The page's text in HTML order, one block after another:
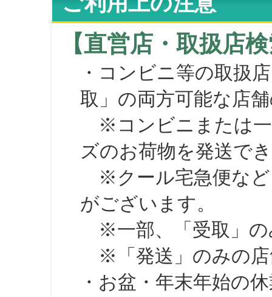
【直営店・取扱店
・コンビニ等の取扱
取」の両方可能な店
※コンビニまたは一
ズのお荷物を発送で
※クール宅急便など
がございます。
※一部、「受取」の
※「発送」のみの店
・お盆・年末年始の